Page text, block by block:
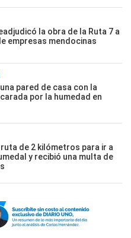
la obra de la Ruta 7 a
empresas mendocinas
pared de casa con la
por la humedad en
de 2 kilómetros para ir a
y recibió una multa de